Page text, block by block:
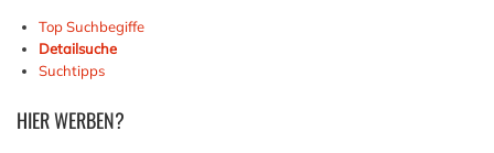
Top Suchbegiffe
Detailsuche
Suchtipps
HIERWERBEN?